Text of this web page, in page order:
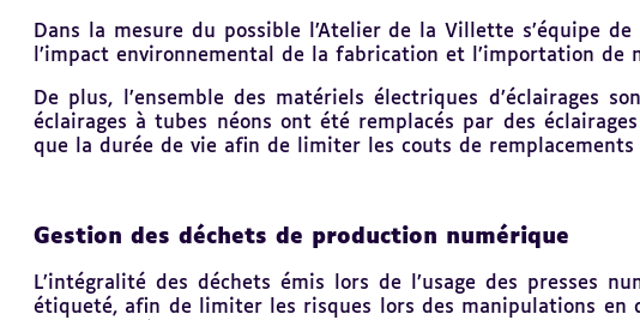
Dans la mesure du possible l’Atelier de la Villette s’équipe
l’impact environnemental de la fabrication et l’importation de
De plus, l’ensemble des matériels électriques d’éclairages
éclairages à tubes néons ont été remplacés par des
que la durée de vie afin de limiter les couts de
Gestion des déchets de production numérique
L’intégralité des déchets émis lors de l’usage des presses
étiqueté, afin de limiter les risques lors des manipulations en